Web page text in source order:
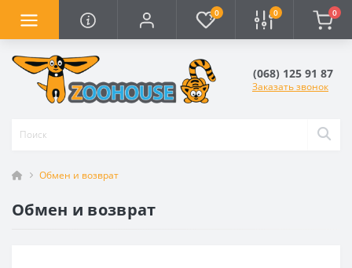
0 0 0
(068) 125 91 87
Заказать звонок
Обмен и возврат
Обмен и возврат